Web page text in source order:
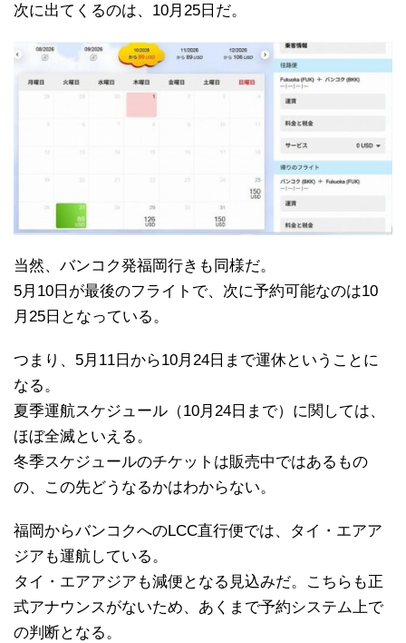
次に出てくるのは、10月25日だ。
当然、バンコク発福岡行きも同様だ。
5月10日が最後のフライトで、次に予約可能なのは10
月25日となっている。
つまり、5月11日から10月24日まで運休ということに
なる。
夏季運航スケジュール（10月24日まで）に関しては、
ほぼ全滅といえる。
冬季スケジュールのチケットは販売中ではあるもの
の、この先どうなるかはわからない。
福岡からバンコクへのLCC直行便では、タイ・エアア
ジアも運航している。
タイ・エアアジアも減便となる見込みだ。こちらも正
式アナウンスがないため、あくまで予約システム上で
の判断となる。